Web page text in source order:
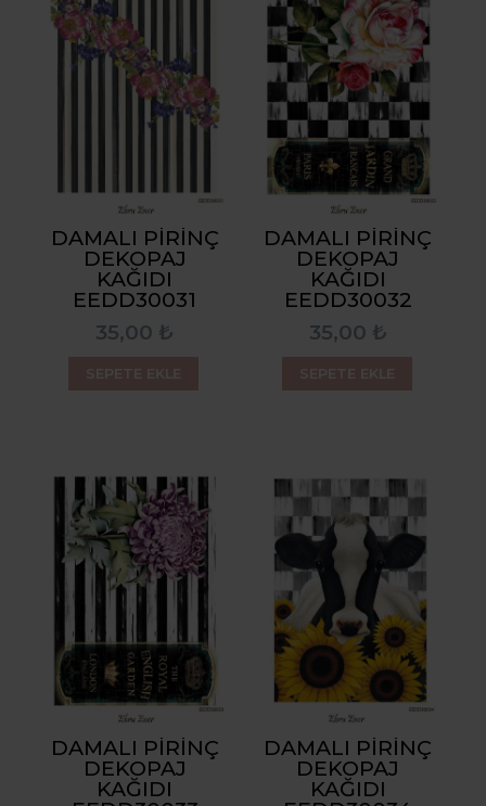
DAMALI PIRINÇ
DEKOPAJ
KAĞIDI
EEDD30031
35,00 ₺
DAMALI PIRINÇ
DEKOPAJ
KAĞIDI
EEDD30032
35,00 ₺
DAMALI PIRINÇ
DEKOPAJ
KAĞIDI
DAMALI PIRINÇ
DEKOPAJ
KAĞIDI